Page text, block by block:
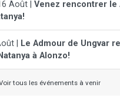
Août | Venez rencontrer le
|
Le Admour de Ungvar
à Alonzo!
tous les événements à venir